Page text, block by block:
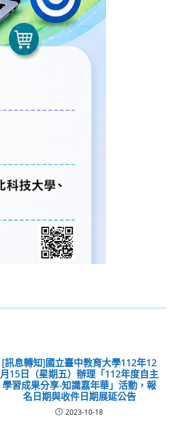
[訊息轉知]國立臺中教育大學112年12
月15日（星期五）辦理「112年度自主
學習成果分享-知識嘉年華」活動，報
名日期與收件日期展延公告
2023-10-18